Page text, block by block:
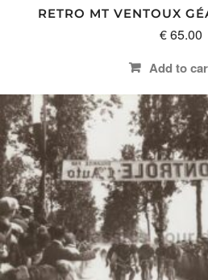
RETRO MT VENTOUX
€65.00
Add to